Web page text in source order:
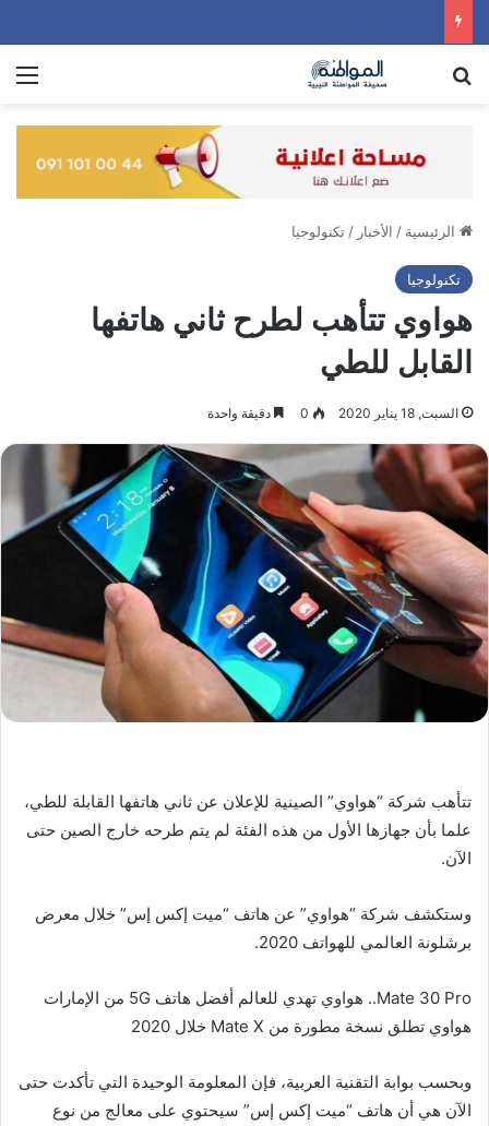
الرئيسية / الأخبار / تكنولوجيا
تكنولوجيا
هواوي تتأهب لطرح ثاني هاتفها
القابل للطي
السبت, 18 يناير 2020 0 دقيقة واحدة
تتأهب شركة “هواوي” الصينية للإعلان عن ثاني هاتفها القابلة للطي،
علما بأن جهازها الأول من هذه الفئة لم يتم طرحه خارج الصين حتى
الآن.
وستكشف شركة “هواوي” عن هاتف “ميت إكس إس” خلال معرض
برشلونة العالمي للهواتف 2020.
Mate 30 Pro.. هواوي تهدي للعالم أفضل هاتف 5G من الإمارات
هواوي تطلق نسخة مطورة من Mate X خلال 2020
وبحسب بوابة التقنية العربية، فإن المعلومة الوحيدة التي تأكدت حتى
الآن هي أن هاتف “ميت إكس إس” سيحتوي على معالج من نوع